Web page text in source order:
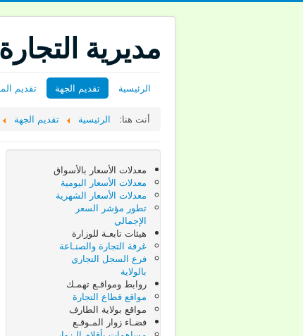
مديرية
الرئيسية تقديم الجهة تقديم
أنت هنا: الرئيسية تقديم الجهة
معدلات الأسعار بالأسواق
معدلات الأسعار اليومية
معدلات الأسعار الشهرية
تطور مؤشر السعر
الإجمالي
هيئات تابعـة للوزارة
غرفة التجارة والصنـاعة
فرع السجل التجاري
بالولاية
روابط ومواقـع تهمـك
مواقع قطاع التجارة
مواقع بولاية الطارف
فضـاء زوار المـوقـع